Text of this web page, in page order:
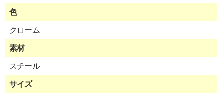
色
クローム
素材
スチール
サイズ